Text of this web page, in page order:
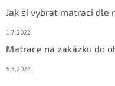
Jak si vybrat matraci dle
1.7.2022
Matrace na zakázku do
5.3.2022